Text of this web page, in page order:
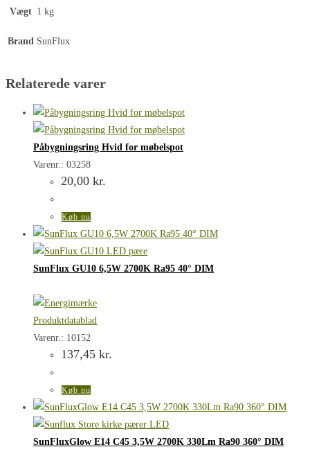
Vægt 1 kg
Brand SunFlux
Relaterede varer
Påbygningsring Hvid for møbelspot
Varenr.: 03258
20,00 kr.
Køb nu
SunFlux GU10 6,5W 2700K Ra95 40° DIM
Produktdatablad
Varenr.: 10152
137,45 kr.
Køb nu
SunFluxGlow E14 C45 3,5W 2700K 330Lm Ra90 360° DIM